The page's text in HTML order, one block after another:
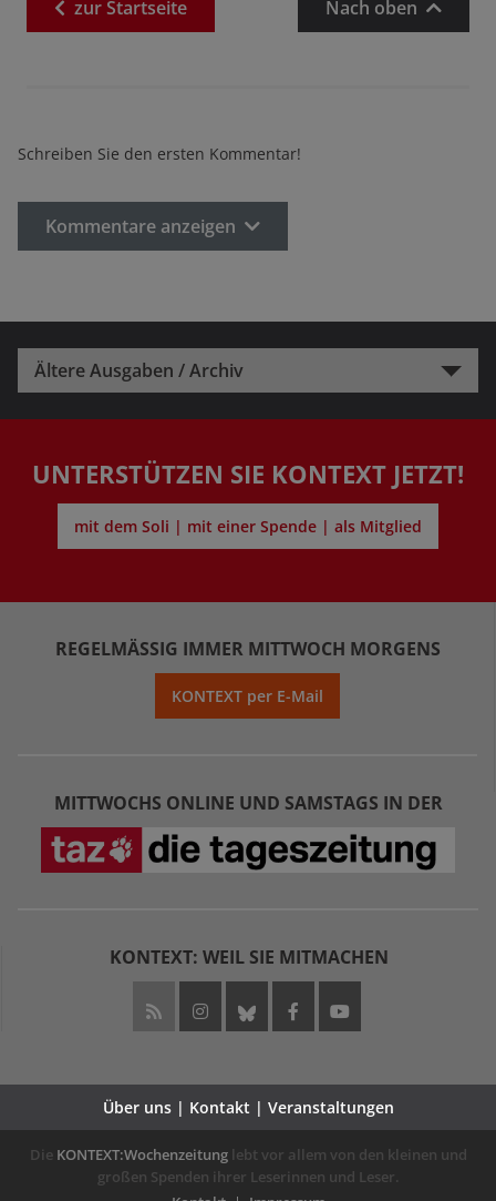
zurStartseite Nach oben
Schreiben Sie den ersten Kommentar!
Kommentare anzeigen
Ältere Ausgaben / Archiv
UNTERSTÜTZEN SIE KONTEXT JETZT!
mit dem Soli | mit einer Spende | als Mitglied
REGELMÄSSIG IMMER MITTWOCH MORGENS
KONTEXT per E-Mail
MITTWOCHS ONLINE UND SAMSTAGS IN DER
KONTEXT: WEIL SIE MITMACHEN
Über uns | Kontakt | Veranstaltungen
Die KONTEXT:Wochenzeitunglebt vor allem von den kleinen und
großen Spenden ihrer Leserinnen und Leser.